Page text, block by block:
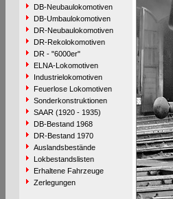
DB-Neubaulokomotiven
DB-Umbaulokomotiven
DR-Neubaulokomotiven
DR-Rekolokomotiven
DR - "6000er"
ELNA-Lokomotiven
Industrielokomotiven
Feuerlose Lokomotiven
Sonderkonstruktionen
SAAR (1920 - 1935)
DB-Bestand 1968
DR-Bestand 1970
Auslandsbestände
Lokbestandslisten
Erhaltene Fahrzeuge
Zerlegungen